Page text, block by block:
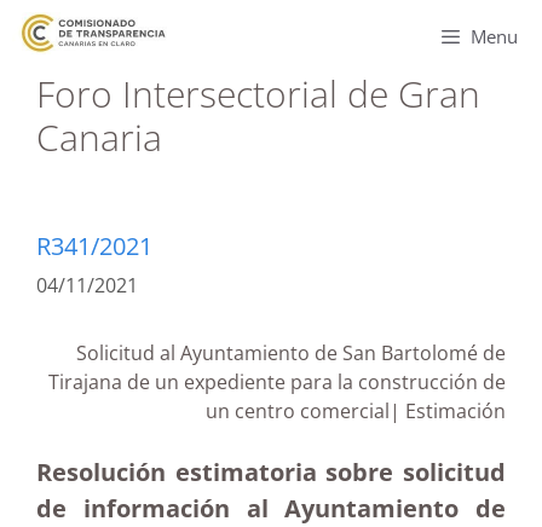
Menu
Foro Intersectorial de Gran
Canaria
R341/2021
04/11/2021
Solicitud al Ayuntamiento de San Bartolomé de
Tirajana de un expediente para la construcción de
un centro comercial| Estimación
Resolución estimatoria sobre solicitud
de información al Ayuntamiento de